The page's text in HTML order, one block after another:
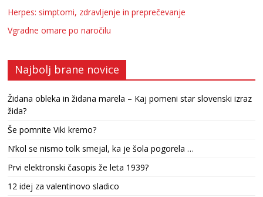
Herpes: simptomi, zdravljenje in preprečevanje
Vgradne omare po naročilu
Najbolj brane novice
Židana obleka in židana marela – Kaj pomeni star slovenski izraz
žida?
Še pomnite Viki kremo?
N’kol se nismo tolk smejal, ka je šola pogorela …
Prvi elektronski časopis že leta 1939?
12 idej za valentinovo sladico